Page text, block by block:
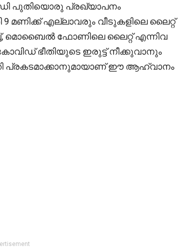
പുതിയൊരു പ്രഖ്യാപനം
മണിക്ക് എല്ലാവരും വീടുകളിലെ ലൈറ്റ്
മൊബൈൽ ഫോണിലെ ലൈറ്റ് എന്നിവ
ഭീതിയുടെ ഇരുട്ട് നീക്കുവാനും
പ്രകടമാക്കാനുമായാണ് ഈ ആഹ്വാനം